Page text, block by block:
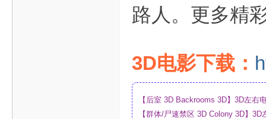
路人。更多精
3D电影下载：
【后室 3D Backrooms 3D】3D左右
【群体/尸速禁区 3D Colony 3D】